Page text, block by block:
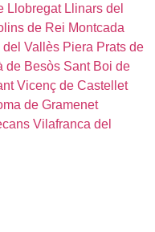
Llobregat Llinars del
de Rei Montcada
del Vallès Piera Prats de
de Besòs Sant Boi de
Vicenç de Castellet
de Gramenet
Vilafranca del